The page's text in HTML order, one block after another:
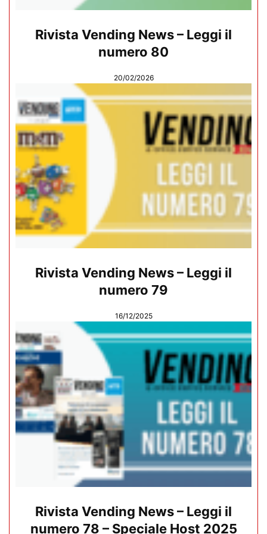
Rivista Vending News – Leggi il
numero 80
20/02/2026
Rivista Vending News – Leggi il
numero 79
16/12/2025
Rivista Vending News – Leggi il
numero 78 – Speciale Host 2025